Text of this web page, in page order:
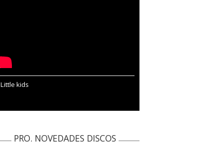
Little kids
PRO. NOVEDADES DISCOS